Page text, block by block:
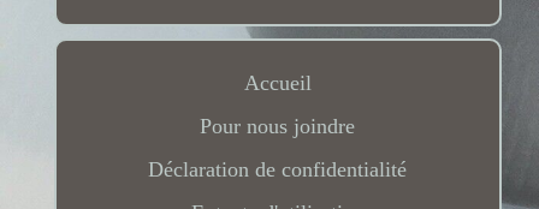
Accueil
Pour nous joindre
Déclaration de confidentialité